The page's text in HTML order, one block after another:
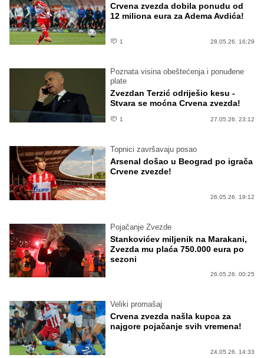
Crvena zvezda dobila ponudu od
12 miliona eura za Adema Avdića!
1 28.05.26. 16:29
Poznata visina obeštećenja i ponuđene
plate
Zvezdan Terzić odriješio kesu -
Stvara se moćna Crvena zvezda!
1 27.05.26. 23:12
Topnici završavaju posao
Arsenal došao u Beograd po igrača
Crvene zvezde!
26.05.26. 19:12
Pojačanje Zvezde
Stankovićev miljenik na Marakani,
Zvezda mu plaća 750.000 eura po
sezoni
26.05.26. 00:25
Veliki promašaj
Crvena zvezda našla kupca za
najgore pojačanje svih vremena!
24.05.26. 14:33